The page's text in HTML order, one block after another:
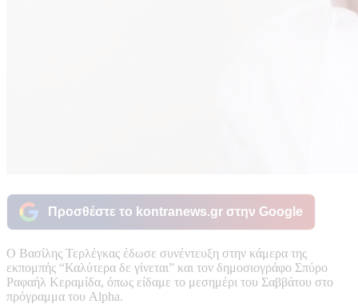
Προσθέστε το kontranews.gr στην Google
Ο Βασίλης Τερλέγκας έδωσε συνέντευξη στην κάμερα της
εκπομπής “Καλύτερα δε γίνεται” και τον δημοσιογράφο Σπύρο
Ραφαήλ Κεραμίδα, όπως είδαμε το μεσημέρι του Σαββάτου στο
πρόγραμμα του Alpha.